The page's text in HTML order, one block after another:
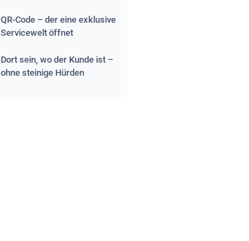
QR-Code – der eine exklusive
Servicewelt öffnet
Dort sein, wo der Kunde ist –
ohne steinige Hürden